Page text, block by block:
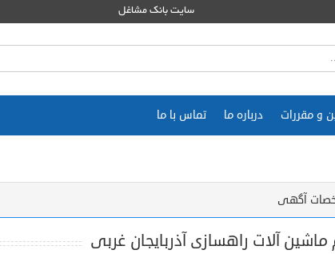
سایت بانک مشاغل
و مقررات درباره ما تماس با ما
آگهی
ماشین آلات راهسازی آذربایجان غربی